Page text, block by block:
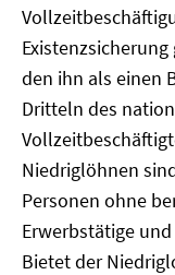
den ihn als einen
Dritteln des
Niedriglöhnen
Personen ohne
Erwerbstätige
Bietet der